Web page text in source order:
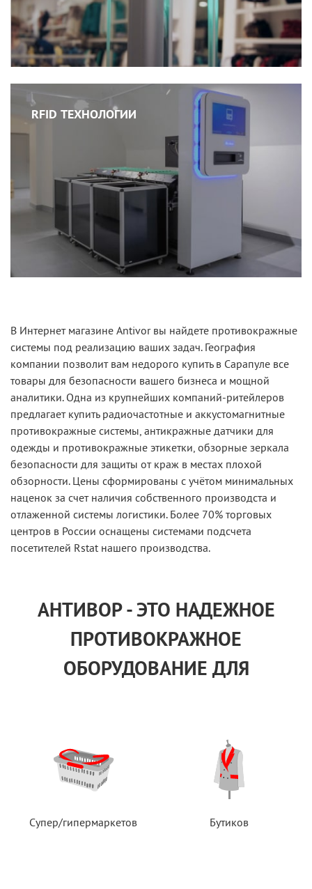
RFID ТЕХНОЛОГИИ
В Интернет магазине Antivor вы найдете противокражные
системы под реализацию ваших задач. География
компании позволит вам недорого купить в Сарапуле все
товары для безопасности вашего бизнеса и мощной
аналитики. Одна из крупнейших компаний-ритейлеров
предлагает купить радиочастотные и аккустомагнитные
противокражные системы, антикражные датчики для
одежды и противокражные этикетки, обзорные зеркала
безопасности для защиты от краж в местах плохой
обзорности. Цены сформированы с учётом минимальных
наценок за счет наличия собственного производста и
отлаженной системы логистики. Более 70% торговых
центров в России оснащены системами подсчета
посетителей Rstat нашего производства.
АНТИВОР - ЭТО НАДЕЖНОЕ
ПРОТИВОКРАЖНОЕ
ОБОРУДОВАНИЕ ДЛЯ
Супер/гипермаркетов Бутиков